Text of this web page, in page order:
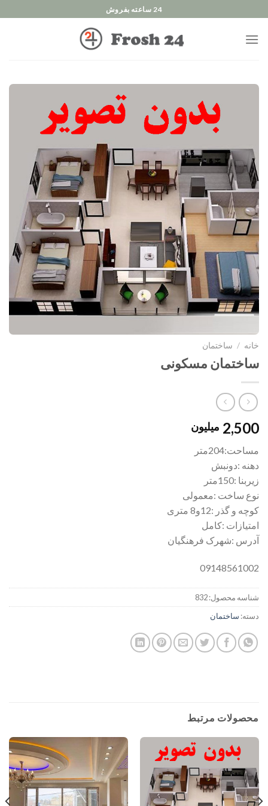
to
content
24 ساعته بفروش
خانه / ساختمان
ساختمان مسکونی
2,500 میلیون
مساحت:204متر
دهنه :دونبش
زيربنا :150متر
نوع ساخت :معمولی
کوچه و گذر :12و8 متری
امتيازات :کامل
آدرس :شهرک فرهنگیان
09148561002
شناسه محصول:832
دسته: ساختمان
محصولات مرتبط